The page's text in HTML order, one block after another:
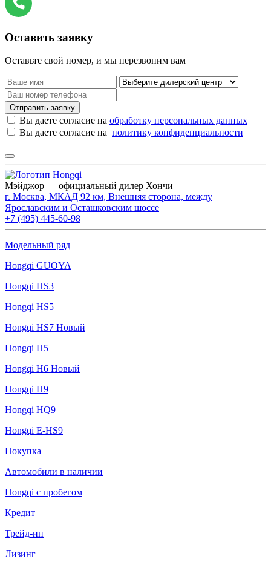
Оставить заявку
Оставьте свой номер, и мы перезвоним вам
Отправить заявку
Вы даете согласие на обработку персональных данных
Вы даете согласие на политику конфиденциальности
Мэйджор — официальный дилер Хончи
г. Москва, МКАД 92 км, Внешняя сторона, между
Ярославским и Осташковским шоссе
+7 (495) 445-60-98
Модельный ряд
Hongqi GUOYA
Hongqi HS3
Hongqi HS5
Hongqi HS7 Новый
Hongqi H5
Hongqi H6 Новый
Hongqi H9
Hongqi HQ9
Hongqi E-HS9
Покупка
Автомобили в наличии
Hongqi с пробегом
Кредит
Трейд-ин
Лизинг